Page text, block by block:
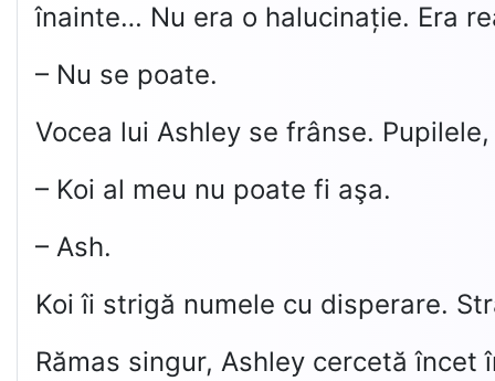
înainte… Nu era o halucinație. Era
– Nu se poate.
Vocea lui Ashley se frânse.
– Koi al meu nu poate fi aşa.
– Ash.
Koi îi strigă numele cu disperare.
Rămas singur, Ashley cercetă